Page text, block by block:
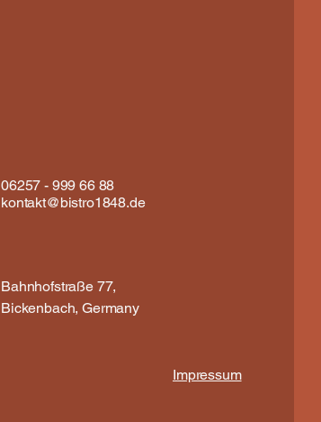
06257 - 999 66 88
kontakt@bistro1848.de
Bahnhofstraße 77,
Bickenbach, Germany
Impressum